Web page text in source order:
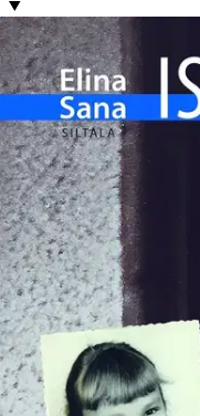
Tuotekuvaus
Minä ja veljeni olimme
ennen kuin elämämme
vastausta kysymykseen,
elämäni ajan: miksi isäni
kulttuurisuvusta,
hurmannut kielitaidollaan
jatkosota ja isä lähti
hermostunut,
perhettämme
ihailin isääni kuten lapset
varrella myös
milloinkin oli. Opin
pysymään sivussa,
”hermostunut”. Jotenkin